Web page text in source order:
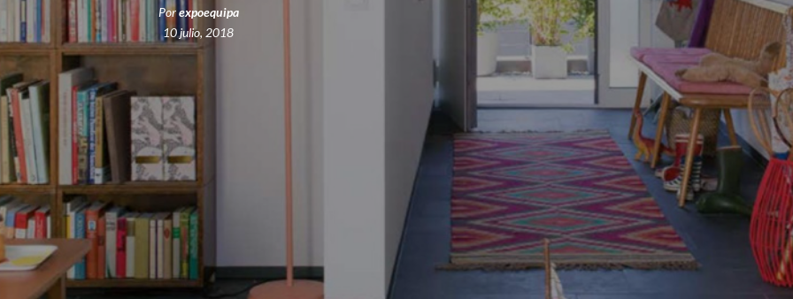
Porexpoequipa
10 julio, 2018